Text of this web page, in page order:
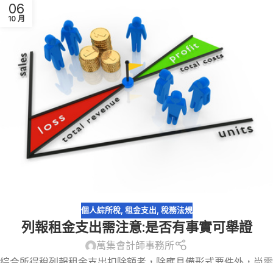
06
10 月
個人綜所稅, 租金支出, 稅務法規
列報租金支出需注意:是否有事實可舉證
萬集會計師事務所